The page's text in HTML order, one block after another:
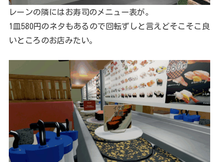
レーンの隣にはお寿司のメニュー表が。
1皿580円のネタもあるので回転ずしと言えどそこそこ良
いところのお店みたい。